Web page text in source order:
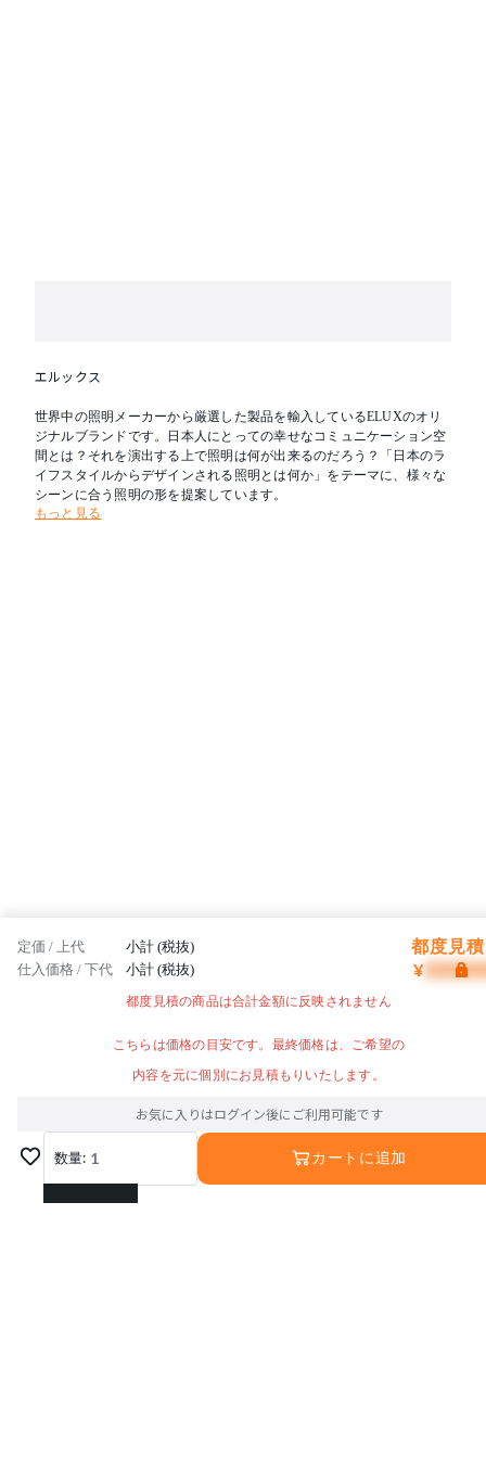
エルックス
世界中の照明メーカーから厳選した製品を輸入しているELUXのオリ
ジナルブランドです。日本人にとっての幸せなコミュニケーション空
間とは？それを演出する上で照明は何が出来るのだろう？「日本のラ
イフスタイルからデザインされる照明とは何か」をテーマに、様々な
シーンに合う照明の形を提案しています。
もっと見る
定価 / 上代 小計 (税抜) 都度見
仕入価格 / 下代 小計 (税抜) ¥
都度見積の商品は合計金額に反映されません
こちらは価格の目安です。最終価格は、ご希望の
内容を元に個別にお見積もりいたします。
お気に入りはログイン後にご利用可能です
数量: 1
1
カートに追加